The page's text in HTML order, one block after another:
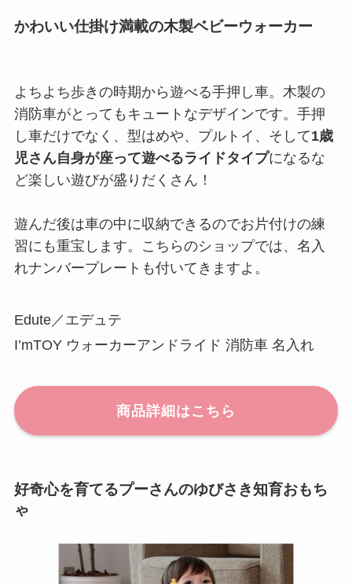
かわいい仕掛け満載の木製ベビーウォーカー
よちよち歩きの時期から遊べる手押し車。木製の
消防車がとってもキュートなデザインです。手押
し車だけでなく、型はめや、プルトイ、そして1歳
児さん自身が座って遊べるライドタイプになるな
ど楽しい遊びが盛りだくさん！
遊んだ後は車の中に収納できるのでお片付けの練
習にも重宝します。こちらのショップでは、名入
れナンバープレートも付いてきますよ。
Edute／エデュテ
I’mTOY ウォーカーアンドライド 消防車 名入れ
商品詳細はこちら
好奇心を育てるプーさんのゆびさき知育おもち
ゃ